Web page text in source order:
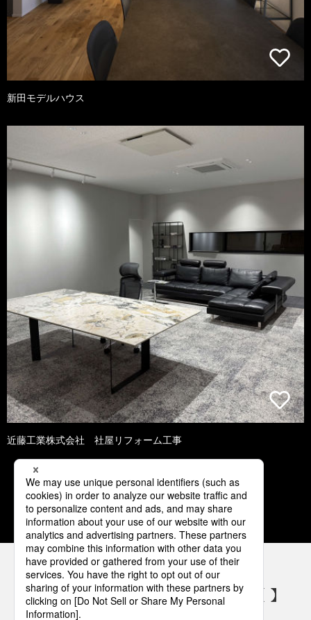
新田モデルハウス
近藤工業株式会社 社屋リフォーム工事
1 2 3 4 5
パナソニックの電気設備 SNSアカウント